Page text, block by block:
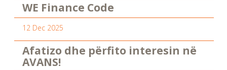
WE Finance Code
12 Dec 2025
Afatizo dhe përfito interesin në
AVANS!